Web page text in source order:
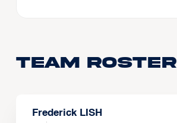
Team Roster
Frederick LISH